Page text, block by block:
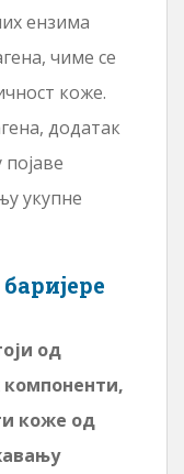
ензима
чиме се
коже.
додатак
укупне
од
коже од